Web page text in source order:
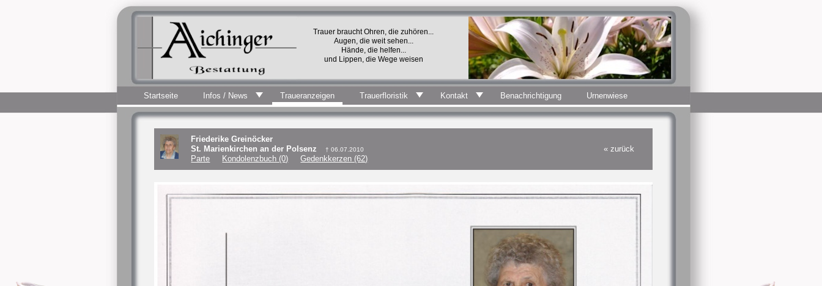
Startseite Infos / News Traueranzeigen Trauerfloristik Kontakt Benachrichtigung Urnenwiese
Friederike Greinöcker
St. Marienkirchen an der Polsenz
† 06.07.2010
« zurück
Parte
Kondolenzbuch (0) Gedenkkerzen (62)
Trauer braucht Ohren, die zuhören...
Augen, die weit sehen...
Hände, die helfen...
und Lippen, die Wege weisen